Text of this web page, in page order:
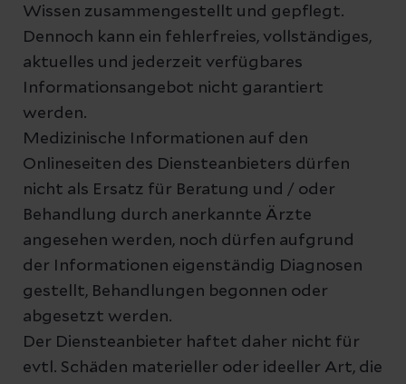
Wissen zusammengestellt und gepflegt.
Dennoch kann ein fehlerfreies, vollständiges,
aktuelles und jederzeit verfügbares
Informationsangebot nicht garantiert
werden.
Medizinische Informationen auf den
Onlineseiten des Diensteanbieters dürfen
nicht als Ersatz für Beratung und / oder
Behandlung durch anerkannte Ärzte
angesehen werden, noch dürfen aufgrund
der Informationen eigenständig Diagnosen
gestellt, Behandlungen begonnen oder
abgesetzt werden.
Der Diensteanbieter haftet daher nicht für
evtl. Schäden materieller oder ideeller Art, die